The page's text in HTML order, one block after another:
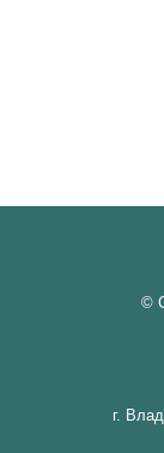
©
г.